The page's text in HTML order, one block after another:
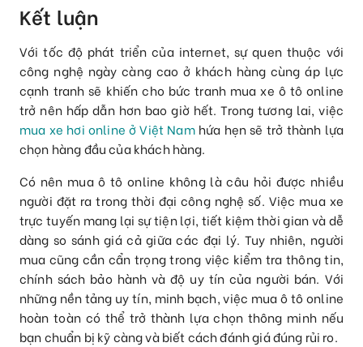
Kết luận
Với tốc độ phát triển của internet, sự quen thuộc với
công nghệ ngày càng cao ở khách hàng cùng áp lực
cạnh tranh sẽ khiến cho bức tranh mua xe ô tô online
trở nên hấp dẫn hơn bao giờ hết. Trong tương lai, việc
mua xe hơi online ở Việt Namhứa hẹn sẽ trở thành lựa
chọn hàng đầu của khách hàng.
Có nên mua ô tô online không là câu hỏi được nhiều
người đặt ra trong thời đại công nghệ số. Việc mua xe
trực tuyến mang lại sự tiện lợi, tiết kiệm thời gian và dễ
dàng so sánh giá cả giữa các đại lý. Tuy nhiên, người
mua cũng cần cẩn trọng trong việc kiểm tra thông tin,
chính sách bảo hành và độ uy tín của người bán. Với
những nền tảng uy tín, minh bạch, việc mua ô tô online
hoàn toàn có thể trở thành lựa chọn thông minh nếu
bạn chuẩn bị kỹ càng và biết cách đánh giá đúng rủi ro.